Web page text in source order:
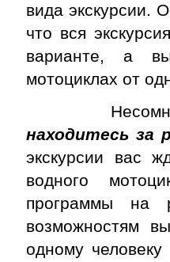
вида экскурсии.
что вся
варианте, а
мотоциклах от
находитесь за
экскурсии вас
водного
программы на
возможностям
одному